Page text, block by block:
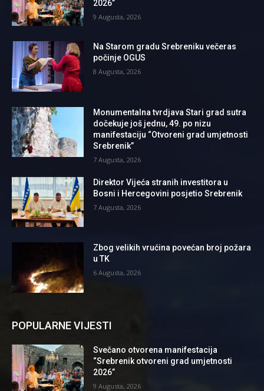
2026”
9 Augusta, 2026
Na Starom gradu Srebreniku večeras
počinje OGUS
8 Augusta, 2026
Monumentalna tvrdjava Stari grad sutra
dočekuje još jednu, 49. po nizu
manifestaciju “Otvoreni grad umjetnosti
Srebrenik”
7 Augusta, 2026
Direktor Vijeća stranih investitora u
Bosni i Hercegovini posjetio Srebrenik
7 Augusta, 2026
Zbog velikih vrućina povećan broj požara
u TK
6 Augusta, 2026
POPULARNE VIJESTI
Svečano otvorena manifestacija
“Srebrenik otvoreni grad umjetnosti
2026”
9 Augusta, 2026